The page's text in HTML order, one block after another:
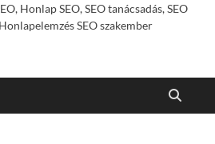
Honlap SEO, SEO tanácsadás, SEO
SEO szakember